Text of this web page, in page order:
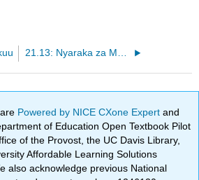
21.13: Nyaraka za MLA na Format
Powered by NICE CXone Expertand
of Education Open Textbook Pilot
of the Provost, the UC Davis Library,
Affordable Learning Solutions
also acknowledge previous National